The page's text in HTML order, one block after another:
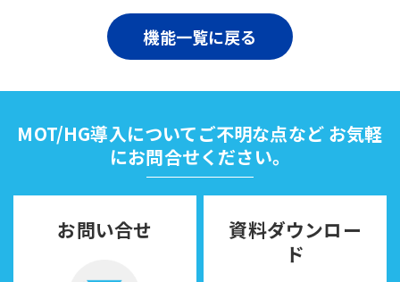
機能一覧に戻る
MOT/HG導入についてご不明な点などお気軽
にお問合せください。
お問い合せ
資料ダウンロー
ド